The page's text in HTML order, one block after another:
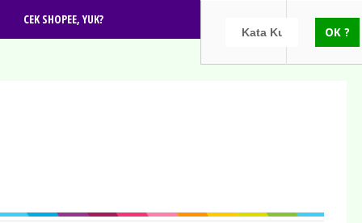
CEK SHOPEE, YUK?